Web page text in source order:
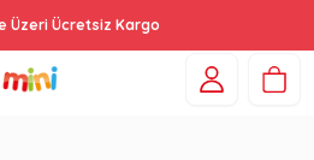
Üzeri Ücretsiz Kargo